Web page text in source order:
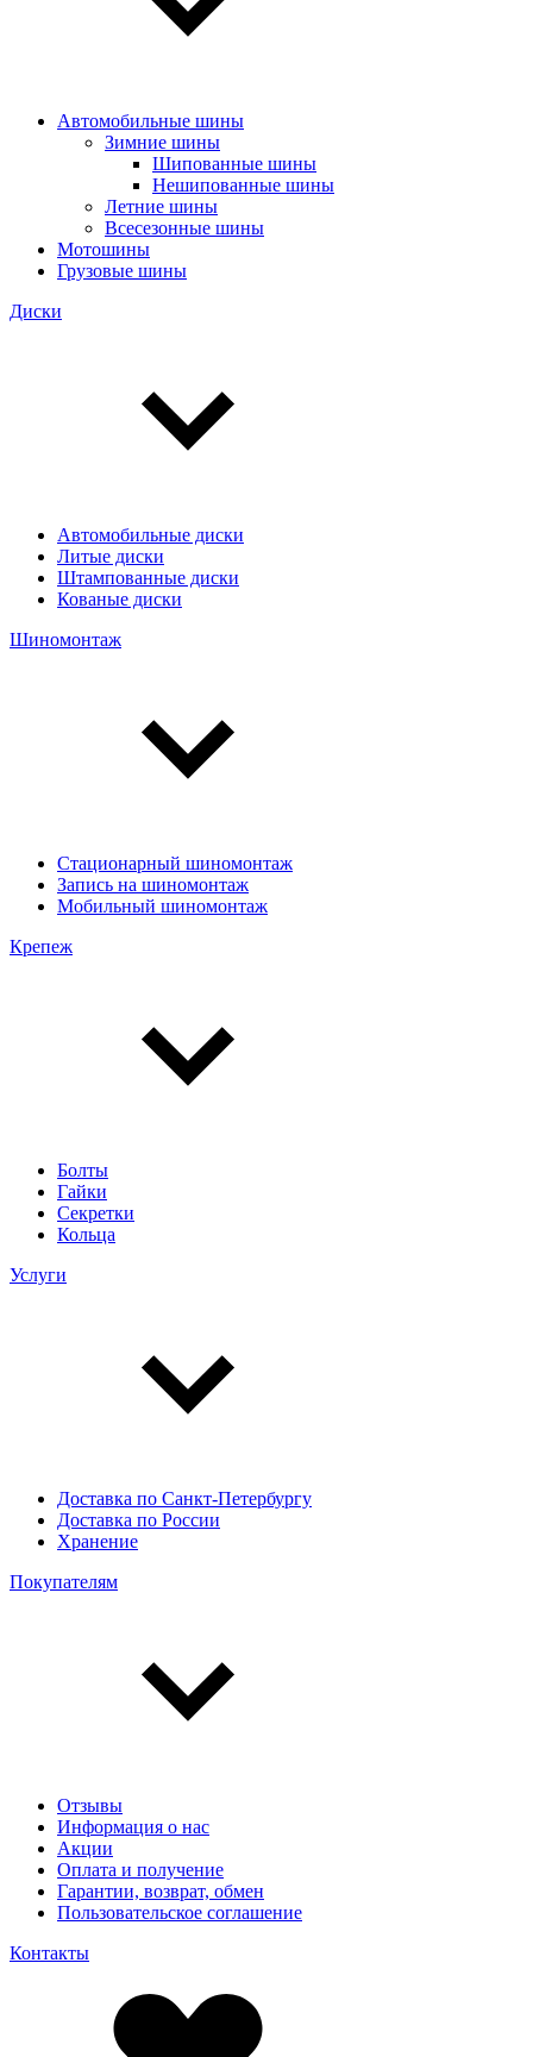
Автомобильные шины
Зимние шины
Шипованные шины
Нешипованные шины
Летние шины
Всесезонные шины
Мотошины
Грузовые шины
Диски
Автомобильные диски
Литые диски
Штампованные диски
Кованые диски
Шиномонтаж
Стационарный шиномонтаж
Запись на шиномонтаж
Мобильный шиномонтаж
Крепеж
Болты
Гайки
Секретки
Кольца
Услуги
Доставка по Санкт-Петербургу
Доставка по России
Хранение
Покупателям
Отзывы
Информация о нас
Акции
Оплата и получение
Гарантии, возврат, обмен
Пользовательское соглашение
Контакты